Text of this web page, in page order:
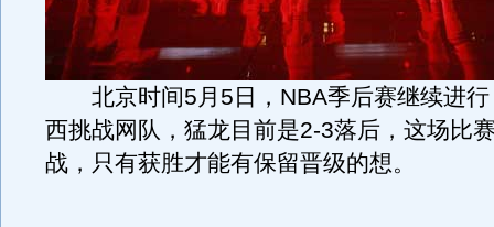
北京时间5月5日，NBA季后赛继续进行
西挑战网队，猛龙目前是2-3落后，这场比
战，只有获胜才能有保留晋级的想。